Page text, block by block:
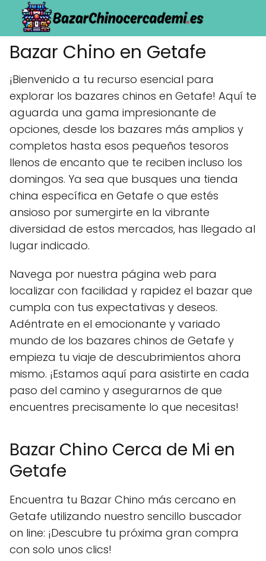
Bazar Chino en Getafe
¡Bienvenido a tu recurso esencial para
explorar los bazares chinos en Getafe! Aquí te
aguarda una gama impresionante de
opciones, desde los bazares más amplios y
completos hasta esos pequeños tesoros
llenos de encanto que te reciben incluso los
domingos. Ya sea que busques una tienda
china específica en Getafe o que estés
ansioso por sumergirte en la vibrante
diversidad de estos mercados, has llegado al
lugar indicado.
Navega por nuestra página web para
localizar con facilidad y rapidez el bazar que
cumpla con tus expectativas y deseos.
Adéntrate en el emocionante y variado
mundo de los bazares chinos de Getafe y
empieza tu viaje de descubrimientos ahora
mismo. ¡Estamos aquí para asistirte en cada
paso del camino y asegurarnos de que
encuentres precisamente lo que necesitas!
Bazar Chino Cerca de Mi en
Getafe
Encuentra tu Bazar Chino más cercano en
Getafe utilizando nuestro sencillo buscador
on line: ¡Descubre tu próxima gran compra
con solo unos clics!